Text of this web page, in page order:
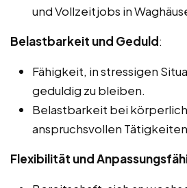
und Vollzeitjobs in
Belastbarkeit und Geduld:
Fähigkeit, in stressigen
geduldig zu bleiben.
Belastbarkeit bei
anspruchsvollen
Flexibilität und